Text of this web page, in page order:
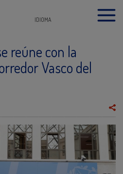
IDIOMA
reúne con la
Vasco del